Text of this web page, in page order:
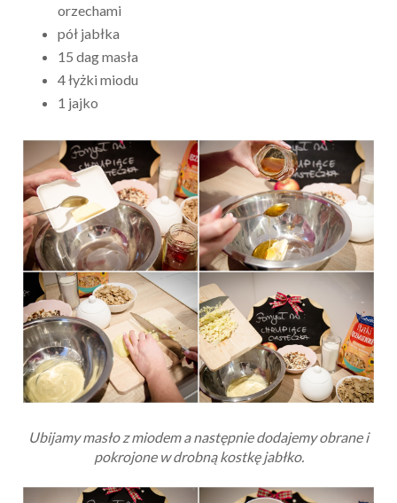
orzechami
pół jabłka
15 dag masła
4 łyżki miodu
1 jajko
Ubijamy masło z miodem a następnie dodajemy obrane i
pokrojone w drobną kostkę jabłko.